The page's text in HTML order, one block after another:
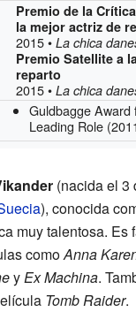
Premio de la
la mejor actriz de
2015 •La chica
Premio Satellite a
reparto
2015 •La chica
Guldbagge
Leading Role
(nacida el 3
), conocida
muy talentosa. Es
comoAnna
yEx Machina.
Tomb Raider.